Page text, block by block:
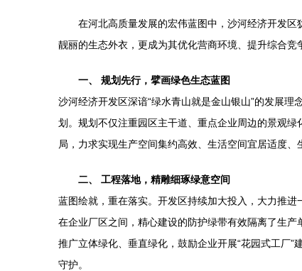
在河北高质量发展的宏伟蓝图中，沙河经济开发
靓丽的生态外衣，更成为其优化营商环境、提升综合竞
一、 规划先行，擘画绿色生态蓝图
沙河经济开发区深谙“绿水青山就是金山银山”的发展
划。规划不仅注重园区主干道、重点企业周边的景观
局，力求实现生产空间集约高效、生活空间宜居适度、
二、 工程落地，精雕细琢绿意空间
蓝图绘就，重在落实。开发区持续加大投入，大力推
在企业厂区之间，精心建设的防护绿带有效隔离了生
推广立体绿化、垂直绿化，鼓励企业开展“花园式工厂
守护。